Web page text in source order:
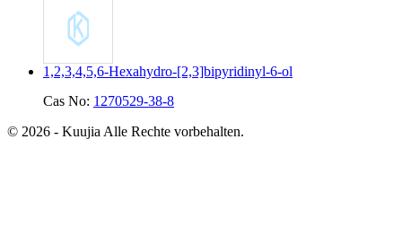
1,2,3,4,5,6-Hexahydro-[2,3]bipyridinyl-6-ol
Cas No: 1270529-38-8
© 2026 - Kuujia Alle Rechte vorbehalten.